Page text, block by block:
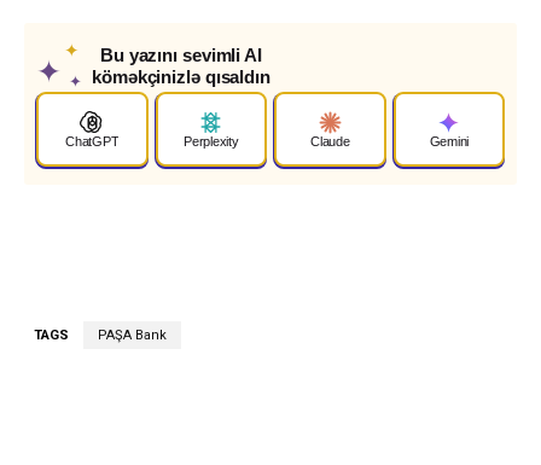
✦
✦
✦
Bu yazını sevimli AI
köməkçinizlə qısaldın
ChatGPT Perplexity Claude Gemini
TAGS PAŞA Bank